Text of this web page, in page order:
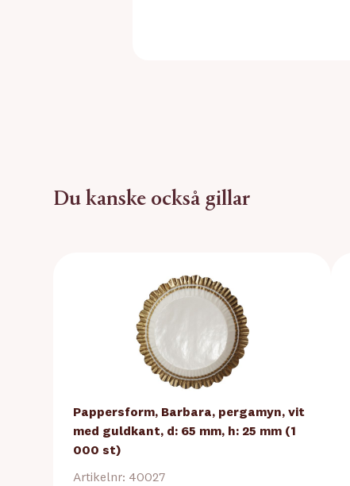
Du kanske också gillar
Pappersform, Barbara, pergamyn, vit
med guldkant, d: 65 mm, h: 25 mm (1
000 st)
Artikelnr: 40027